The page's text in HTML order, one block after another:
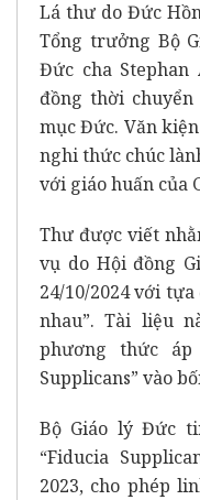
Lá thư do Đức
Tổng trưởng Bộ
Đức cha Stephan
đồng thời
mục Đức. Văn
nghi thức chúc
với giáo huấn của
Thư được viết
vụ do Hội đồng
24/10/2024 với tựa
nhau”. Tài liệu
phương thức áp
Supplicans” vào
Bộ Giáo lý Đức
“Fiducia
2023, cho phép